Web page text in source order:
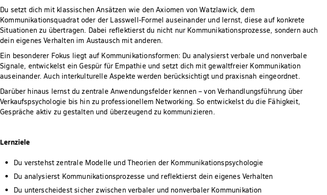
Du setzt dich mit klassischen Ansätzen wie den Axiomen von Watzlawick, dem
Kommunikationsquadrat oder der Lasswell-Formel auseinander und lernst, diese auf konkrete
Situationen zu übertragen. Dabei reflektierst du nicht nur Kommunikationsprozesse, sondern auch
dein eigenes Verhalten im Austausch mit anderen.
Ein besonderer Fokus liegt auf Kommunikationsformen: Du analysierst verbale und nonverbale
Signale, entwickelst ein Gespür für Empathie und setzt dich mit gewaltfreier Kommunikation
auseinander. Auch interkulturelle Aspekte werden berücksichtigt und praxisnah eingeordnet.
Darüber hinaus lernst du zentrale Anwendungsfelder kennen – von Verhandlungsführung über
Verkaufspsychologie bis hin zu professionellem Networking. So entwickelst du die Fähigkeit,
Gespräche aktiv zu gestalten und überzeugend zu kommunizieren.
Lernziele
Du verstehst zentrale Modelle und Theorien der Kommunikationspsychologie
Du analysierst Kommunikationsprozesse und reflektierst dein eigenes Verhalten
Du unterscheidest sicher zwischen verbaler und nonverbaler Kommunikation